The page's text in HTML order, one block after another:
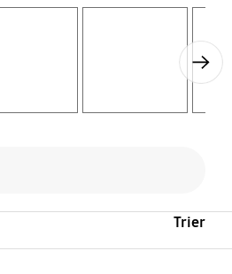
Trier